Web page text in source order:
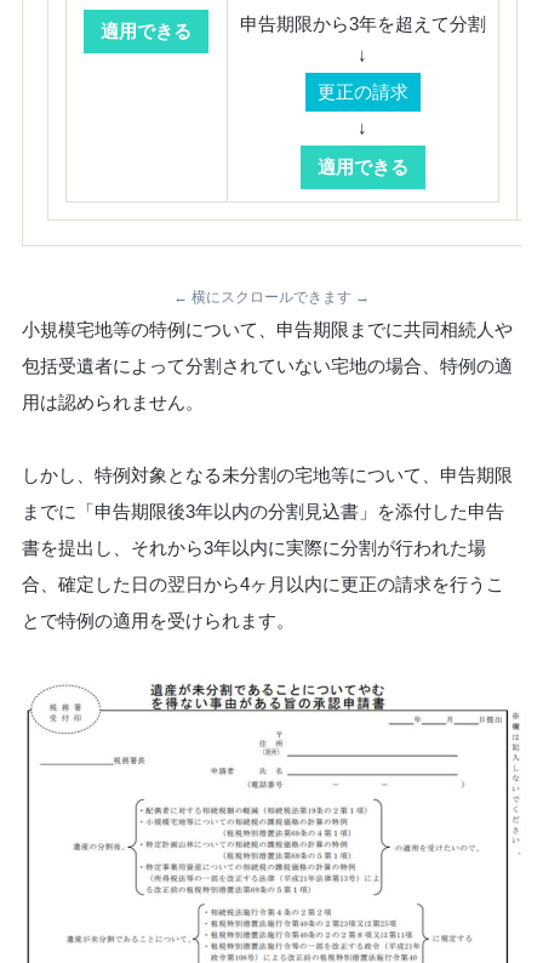
適用できる
申告期限から3年を超えて分割
↓
更正の請求
↓
適用できる
← 横にスクロールできます →
小規模宅地等の特例について、申告期限までに共同相続人や
包括受遺者によって分割されていない宅地の場合、特例の適
用は認められません。
しかし、特例対象となる未分割の宅地等について、申告期限
までに「申告期限後3年以内の分割見込書」を添付した申告
書を提出し、それから3年以内に実際に分割が行われた場
合、確定した日の翌日から4ヶ月以内に更正の請求を行うこ
とで特例の適用を受けられます。